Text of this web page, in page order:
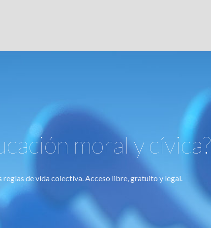
moral y cívica?
de vida colectiva. Acceso libre, gratuito y legal.